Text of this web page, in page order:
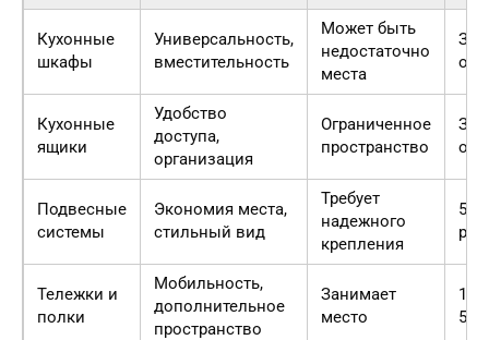
Кухонные
шкафы
Универсальность,
вместительность
Может быть
недостаточно
места
от
Кухонные
ящики
Удобство
доступа,
организация
Ограниченное
пространство
от
Подвесные
системы
Экономия места,
стильный вид
Требует
надежного
крепления
руб.
Тележки и
полки
Мобильность,
дополнительное
пространство
Занимает
место